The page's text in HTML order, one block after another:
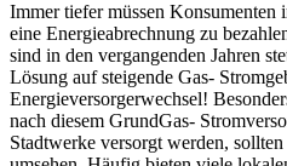
Immer tiefer müssen Konsumenten
eine Energieabrechnung zu
sind in den vergangenden Jahren
Lösung auf steigende Gas-
Energieversorgerwechsel!
nach diesem GrundGas-
Stadtwerke versorgt werden,